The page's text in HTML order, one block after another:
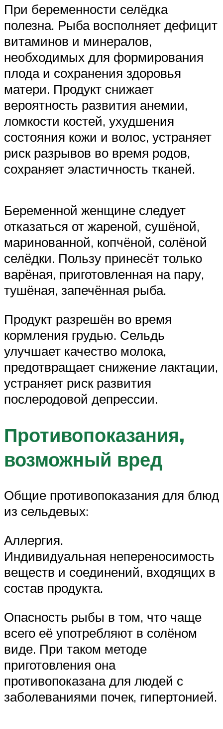
При беременности селёдка
полезна. Рыба восполняет дефицит
витаминов и минералов,
необходимых для формирования
плода и сохранения здоровья
матери. Продукт снижает
вероятность развития анемии,
ломкости костей, ухудшения
состояния кожи и волос, устраняет
риск разрывов во время родов,
сохраняет эластичность тканей.
Беременной женщине следует
отказаться от жареной, сушёной,
маринованной, копчёной, солёной
селёдки. Пользу принесёт только
варёная, приготовленная на пару,
тушёная, запечённая рыба.
Продукт разрешён во время
кормления грудью. Сельдь
улучшает качество молока,
предотвращает снижение лактации,
устраняет риск развития
послеродовой депрессии.
Противопоказания,
возможный вред
Общие противопоказания для блюд
из сельдевых:
Аллергия.
Индивидуальная непереносимость
веществ и соединений, входящих в
состав продукта.
Опасность рыбы в том, что чаще
всего её употребляют в солёном
виде. При таком методе
приготовления она
противопоказана для людей с
заболеваниями почек, гипертонией.